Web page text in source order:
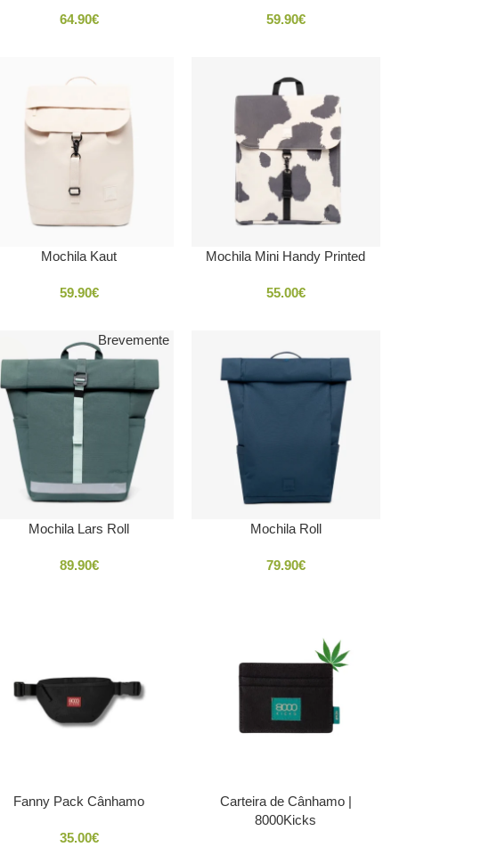
64.90€ 59.90€
Mochila Kaut
59.90€
Mochila Mini Handy Printed
55.00€
OUT
Brevemente
Mochila Lars Roll
89.90€
Mochila Roll
79.90€
Fanny Pack Cânhamo
35.00€
Beige
Black
Carteira de Cânhamo |
8000Kicks